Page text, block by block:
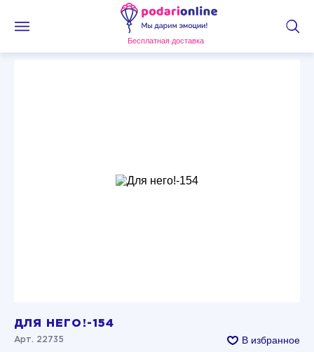
Бесплатная доставка
ДЛЯ НЕГО!-154
Арт. 22735 В избранное